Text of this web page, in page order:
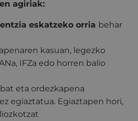
agiriak:
eskatzeko orria behar
kasuan, legezko
IFZa edo horren balio
eta ordezkapena
egiaztatua. Egiaztapen hori,